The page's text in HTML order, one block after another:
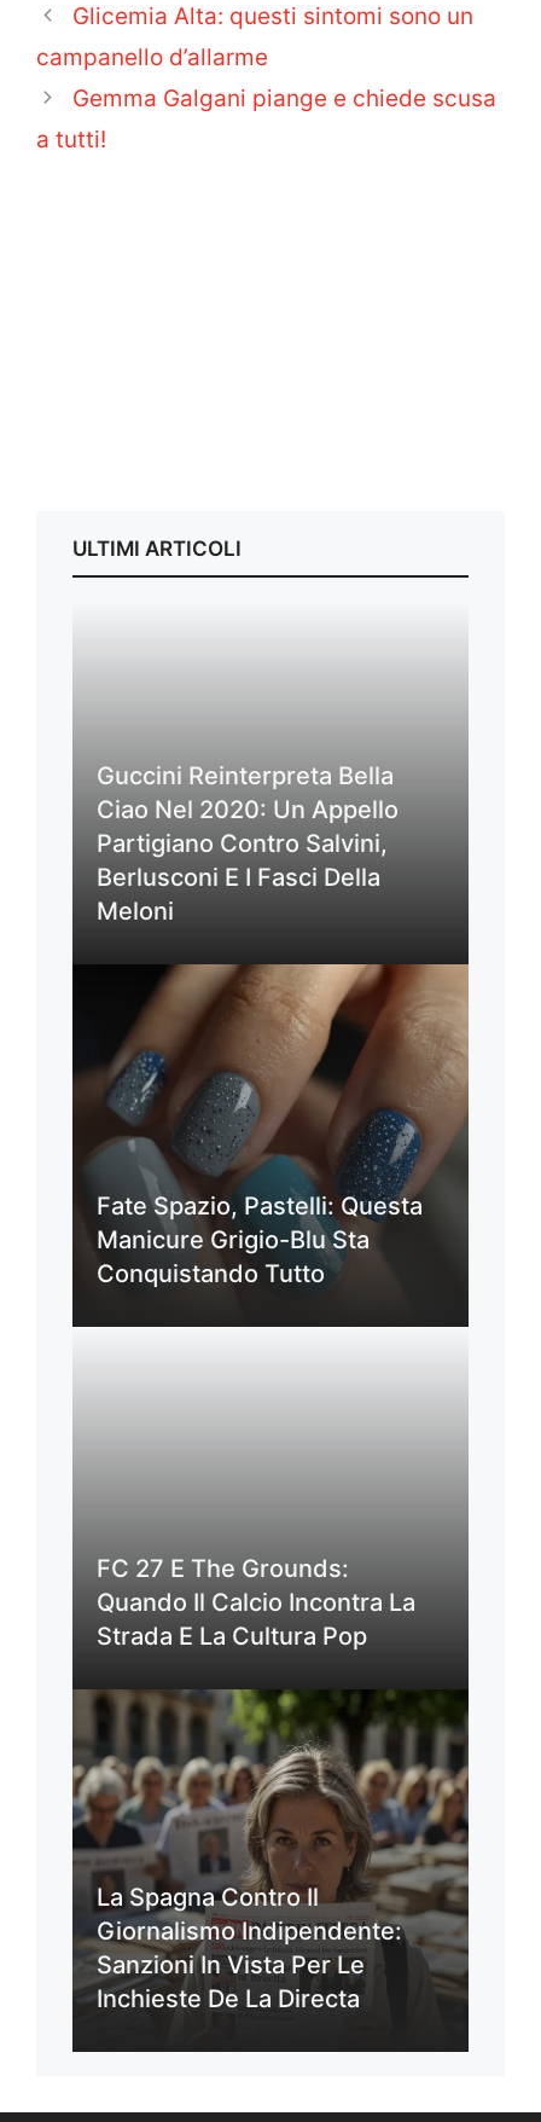
Glicemia Alta: questi sintomi sono un
campanello d’allarme
Gemma Galgani piange e chiede scusa
a tutti!
ULTIMI ARTICOLI
Guccini Reinterpreta Bella
Ciao Nel 2020: Un Appello
Partigiano Contro Salvini,
Berlusconi E I Fasci Della
Meloni
Fate Spazio, Pastelli: Questa
Manicure Grigio-Blu Sta
Conquistando Tutto
FC 27 E The Grounds:
Quando Il Calcio Incontra La
Strada E La Cultura Pop
La Spagna Contro Il
Giornalismo Indipendente:
Sanzioni In Vista Per Le
Inchieste De La Directa